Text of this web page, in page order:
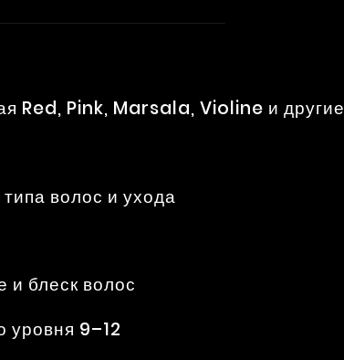
Red, Pink, Marsala, Violine и другие
волос и ухода
и блеск волос
уровня 9–12